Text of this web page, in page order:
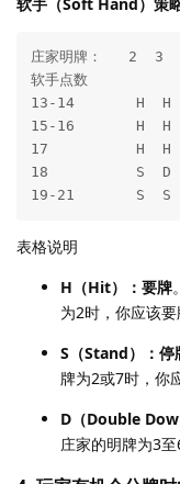
庄家明牌：   2
软手点数
13-14       H  H
15-16       H  H
17          H  H
18          S  D
表格说明
H（Hit）：要牌
为2时，你应该要
S（Stand）：停
牌为2或7时，你
D（Double
庄家的明牌为3至